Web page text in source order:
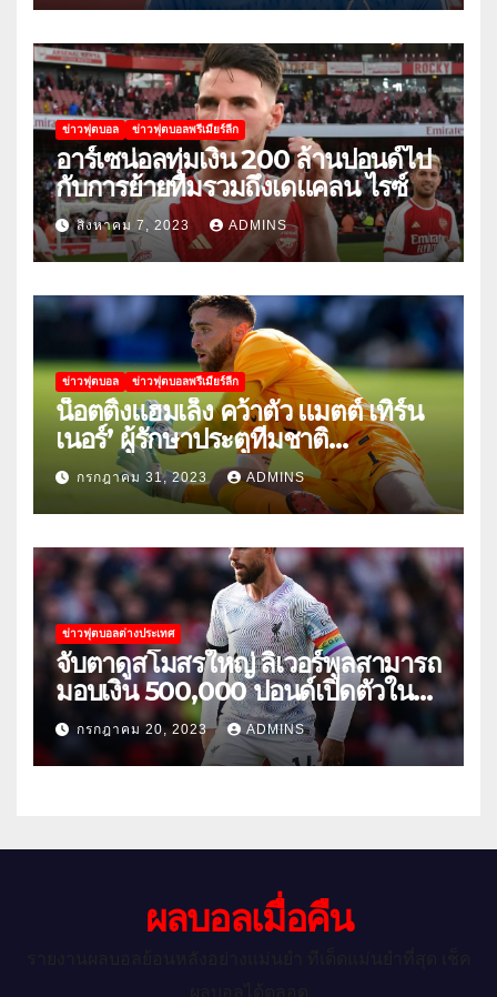
ข่าวฟุตบอล ข่าวฟุตบอลพรีเมียร์ลีก
อาร์เซน่อลทุ่มเงิน 200 ล้านปอนด์ไป
กับการย้ายทีมรวมถึงเดแคลน ไรซ์
สิงหาคม 7, 2023 ADMINS
ข่าวฟุตบอล ข่าวฟุตบอลพรีเมียร์ลีก
น็อตติ้งแฮมเล็ง คว้าตัว แมตต์ เทิร์น
เนอร์’ ผู้รักษาประตูทีมชาติ
สหรัฐอเมริกา
กรกฎาคม 31, 2023 ADMINS
ข่าวฟุตบอลต่างประเทศ
จับตาดูสโมสรใหญ่ ลิเวอร์พูลสามารถ
มอบเงิน 500,000 ปอนด์เปิดตัวใน
เกมกระชับมิตรนัดแรกของฤดูร้อน
กรกฎาคม 20, 2023 ADMINS
ผลบอลเมื่อคืน